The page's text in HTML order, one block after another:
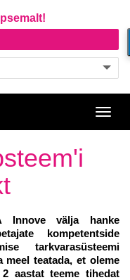
Innove välja hanke
kompetentside
tarkvarasüsteemi
meel teatada, et oleme
aastat teeme tihedat